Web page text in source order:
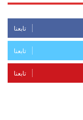
تابعنا
تابعنا
تابعنا